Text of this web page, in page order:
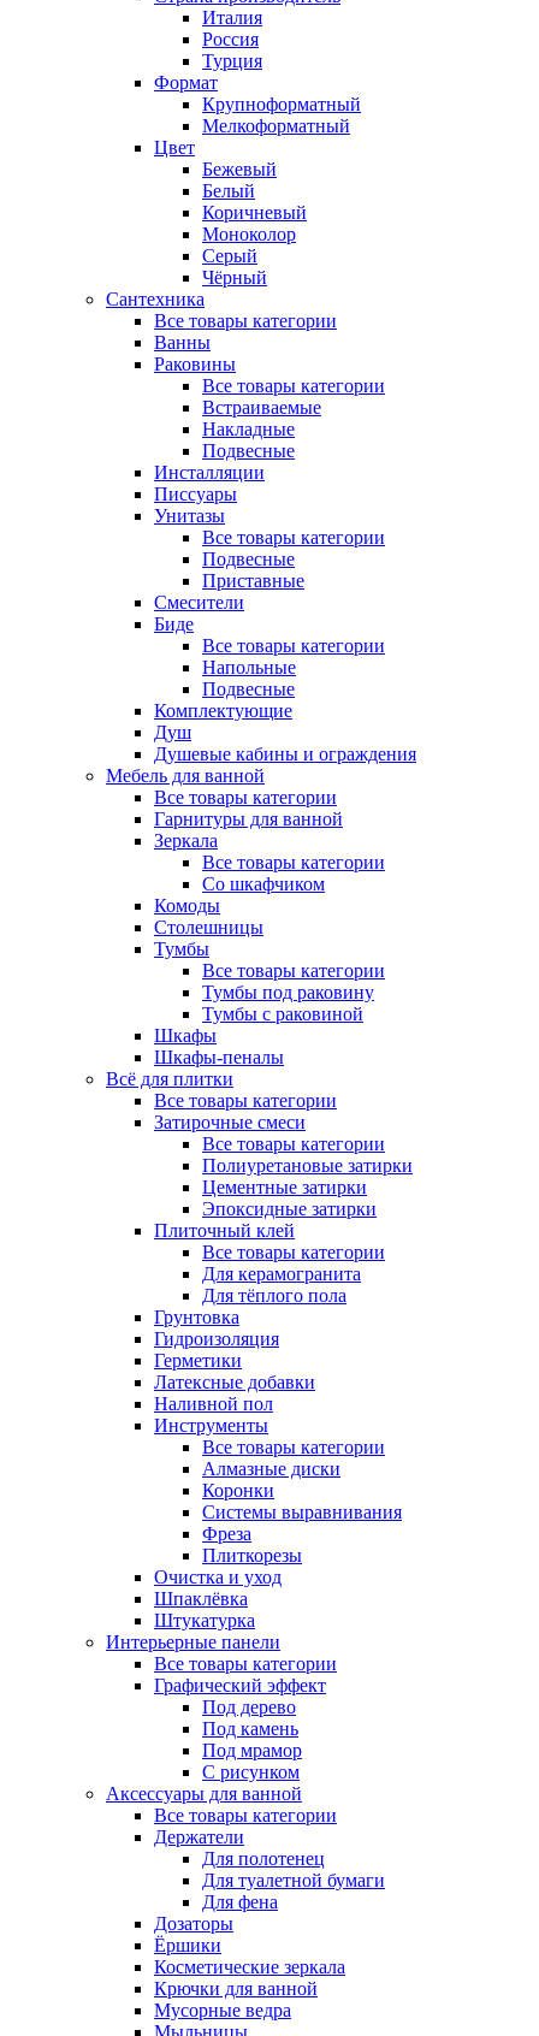
Италия
Россия
Турция
Формат
Крупноформатный
Мелкоформатный
Цвет
Бежевый
Белый
Коричневый
Моноколор
Серый
Чёрный
Сантехника
Все товары категории
Ванны
Раковины
Все товары категории
Встраиваемые
Накладные
Подвесные
Инсталляции
Писсуары
Унитазы
Все товары категории
Подвесные
Приставные
Смесители
Биде
Все товары категории
Напольные
Подвесные
Комплектующие
Душ
Душевые кабины и ограждения
Мебель для ванной
Все товары категории
Гарнитуры для ванной
Зеркала
Все товары категории
Со шкафчиком
Комоды
Столешницы
Тумбы
Все товары категории
Тумбы под раковину
Тумбы с раковиной
Шкафы
Шкафы-пеналы
Всё для плитки
Все товары категории
Затирочные смеси
Все товары категории
Полиуретановые затирки
Цементные затирки
Эпоксидные затирки
Плиточный клей
Все товары категории
Для керамогранита
Для тёплого пола
Грунтовка
Гидроизоляция
Герметики
Латексные добавки
Наливной пол
Инструменты
Все товары категории
Алмазные диски
Коронки
Системы выравнивания
Фреза
Плиткорезы
Очистка и уход
Шпаклёвка
Штукатурка
Интерьерные панели
Все товары категории
Графический эффект
Под дерево
Под камень
Под мрамор
С рисунком
Аксессуары для ванной
Все товары категории
Держатели
Для полотенец
Для туалетной бумаги
Для фена
Дозаторы
Ёршики
Косметические зеркала
Крючки для ванной
Мусорные ведра
Мыльницы